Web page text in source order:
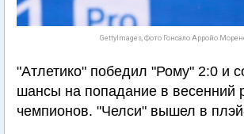
GettyImages, Фото Гонсало Арройо
"Атлетико" победил "Рому" 2:0 и
шансы на попадание в весенний
чемпионов. "Челси" вышел в